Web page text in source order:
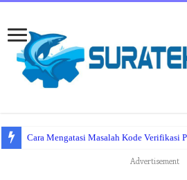
Cara Mengatasi Masalah Kode Verifikasi
Advertisement